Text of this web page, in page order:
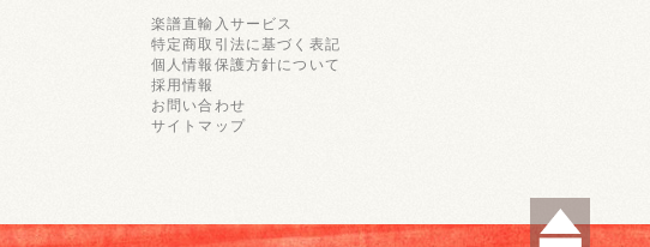
楽譜直輸入サービス
特定商取引法に基づく表記
個人情報保護方針について
採用情報
お問い合わせ
サイトマップ